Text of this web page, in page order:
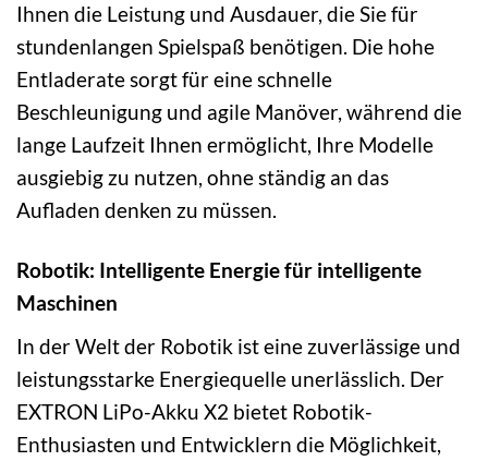
Ihnen die Leistung und Ausdauer, die Sie für
stundenlangen Spielspaß benötigen. Die hohe
Entladerate sorgt für eine schnelle
Beschleunigung und agile Manöver, während die
lange Laufzeit Ihnen ermöglicht, Ihre Modelle
ausgiebig zu nutzen, ohne ständig an das
Aufladen denken zu müssen.
Robotik: Intelligente Energie für intelligente
Maschinen
In der Welt der Robotik ist eine zuverlässige und
leistungsstarke Energiequelle unerlässlich. Der
EXTRON LiPo-Akku X2 bietet Robotik-
Enthusiasten und Entwicklern die Möglichkeit,